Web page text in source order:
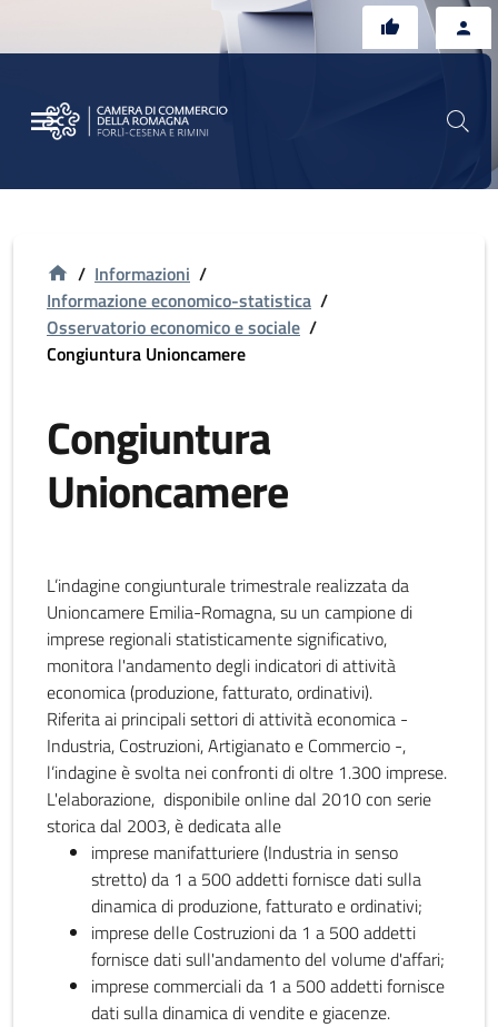
/ Informazioni /
Informazione economico-statistica /
Osservatorio economico e sociale /
Congiuntura Unioncamere
Congiuntura
Unioncamere
L’indagine congiunturale trimestrale realizzata da
Unioncamere Emilia-Romagna, su un campione di
imprese regionali statisticamente significativo,
monitora l'andamento degli indicatori di attività
economica (produzione, fatturato, ordinativi).
Riferita ai principali settori di attività economica -
Industria, Costruzioni, Artigianato e Commercio -,
l’indagine è svolta nei confronti di oltre 1.300 imprese.
L'elaborazione, disponibile online dal 2010 con serie
storica dal 2003, è dedicata alle
imprese manifatturiere (Industria in senso
stretto) da 1 a 500 addetti fornisce dati sulla
dinamica di produzione, fatturato e ordinativi;
imprese delle Costruzioni da 1 a 500 addetti
fornisce dati sull'andamento del volume d'affari;
imprese commerciali da 1 a 500 addetti fornisce
dati sulla dinamica di vendite e giacenze.